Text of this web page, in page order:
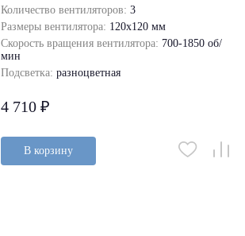
Количество вентиляторов: 3
Размеры вентилятора: 120x120 мм
Скорость вращения вентилятора: 700-1850 об/
мин
Подсветка: разноцветная
4 710 ₽
В корзину